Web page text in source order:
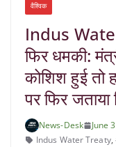
वैश्विक
Indus
फिर धमकी:
कोशिश हुई तो
पर फिर जताया
News-Desk June
Indus Water Treaty,